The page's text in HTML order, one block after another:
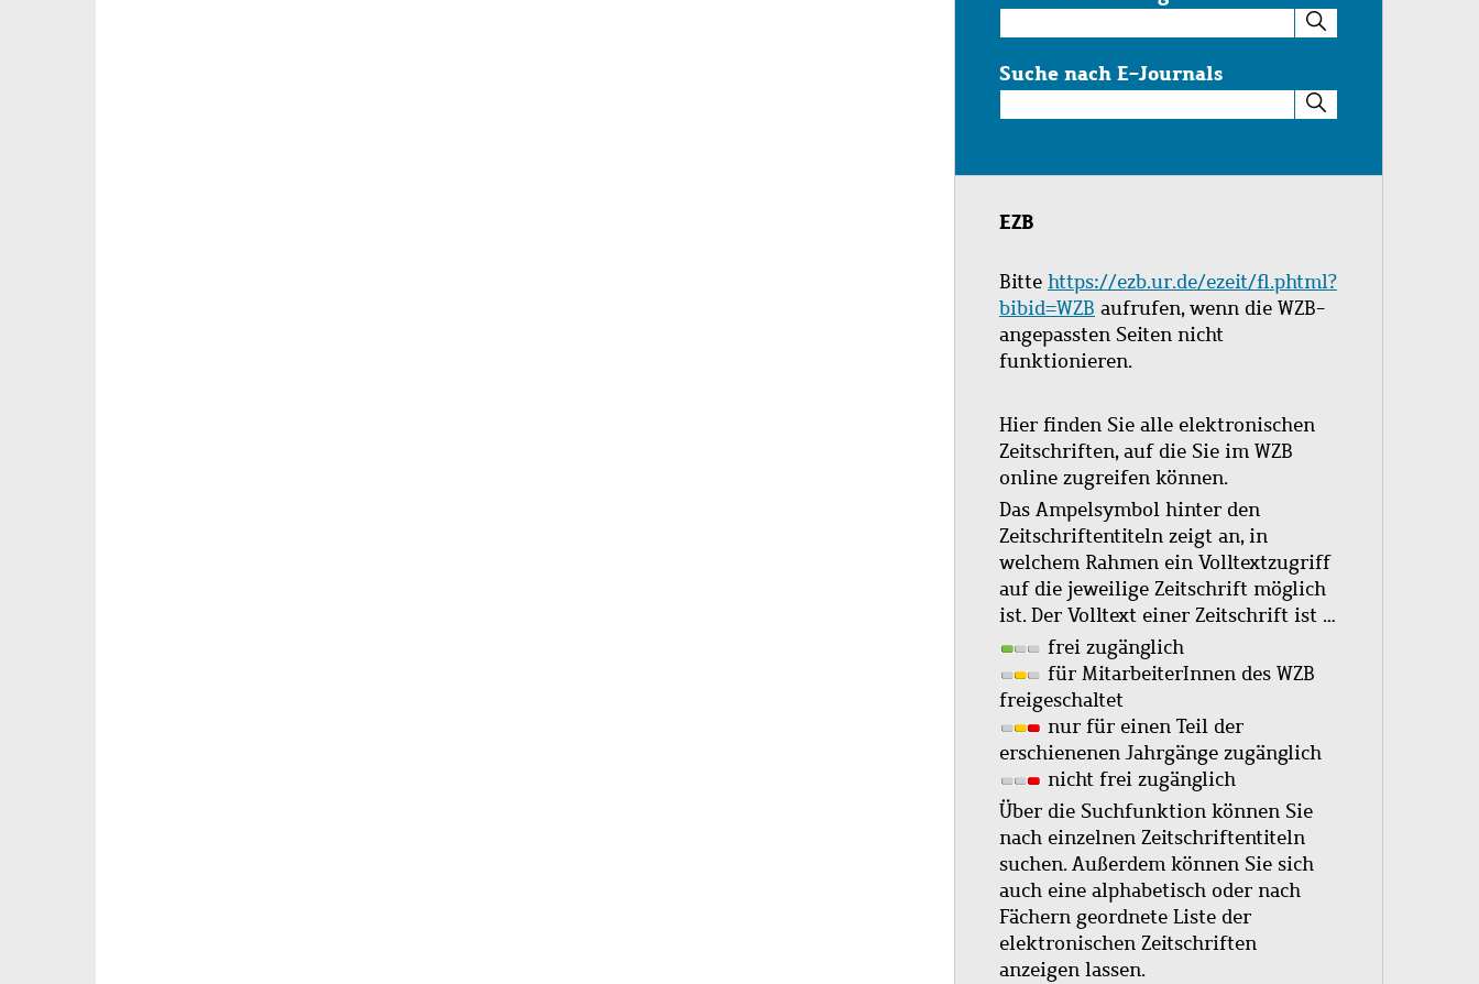
im
Katalog
Suche nach E-Journals
nach
Journals
EZB
Bitte https://ezb.ur.de/ezeit/fl.phtml?
bibid=WZB aufrufen, wenn die WZB-
angepassten Seiten nicht
funktionieren.
Hier finden Sie alle elektronischen
Zeitschriften, auf die Sie im WZB
online zugreifen können.
Das Ampelsymbol hinter den
Zeitschriftentiteln zeigt an, in
welchem Rahmen ein Volltextzugriff
auf die jeweilige Zeitschrift möglich
ist. Der Volltext einer Zeitschrift ist …
frei zugänglich
für MitarbeiterInnen des WZB
freigeschaltet
nur für einen Teil der
erschienenen Jahrgänge zugänglich
nicht frei zugänglich
Über die Suchfunktion können Sie
nach einzelnen Zeitschriftentiteln
suchen. Außerdem können Sie sich
auch eine alphabetisch oder nach
Fächern geordnete Liste der
elektronischen Zeitschriften
anzeigen lassen.